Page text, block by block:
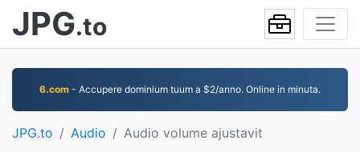
JPG.to
6.com - Accupere dominium tuum a $2/anno. Online in minuta.
JPG.to Audio Audio volume ajustavit